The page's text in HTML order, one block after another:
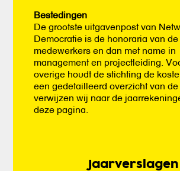
Bestedingen
De grootste uitgavenpost van
Democratie is de honoraria van de
medewerkers en dan met name in
management en projectleiding.
overige houdt de stichting de
een gedetailleerd overzicht van
verwijzen wij naar de
deze pagina.
Jaarverslagen